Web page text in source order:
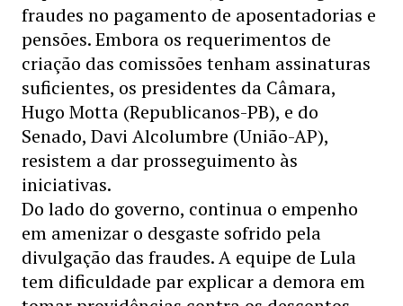
fraudes no pagamento de aposentadorias e
pensões. Embora os requerimentos de
criação das comissões tenham assinaturas
suficientes, os presidentes da Câmara,
Hugo Motta (Republicanos-PB), e do
Senado, Davi Alcolumbre (União-AP),
resistem a dar prosseguimento às
iniciativas.
Do lado do governo, continua o empenho
em amenizar o desgaste sofrido pela
divulgação das fraudes. A equipe de Lula
tem dificuldade par explicar a demora em